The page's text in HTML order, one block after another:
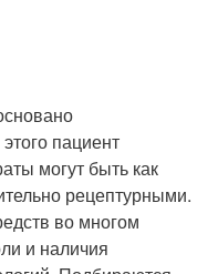
пациент
могут быть как
рецептурными.
во многом
и наличия